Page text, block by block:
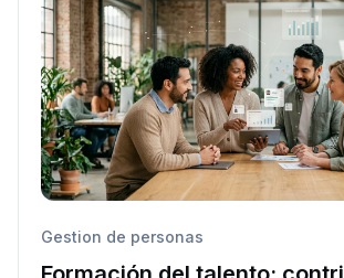
Gestion de personas